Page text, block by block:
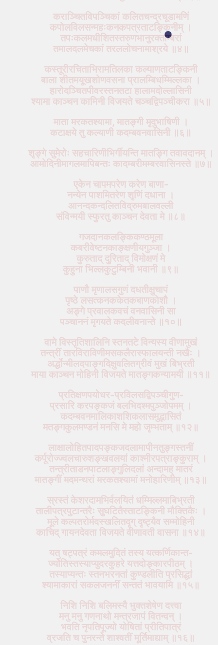
कराञ्चितविपञ्चिकां कलितचन्द्रचूडामणिं
कपोलविलसन्महःकनकपत्रताटङ्किनीम् ।
तपःकलमधीशितस्तरुणभानुरक्ताम्बरां
तमालदलमेचकां तरललोचनामाश्रये ॥४॥
कस्तूरीरचिताभिरामतिलका कल्याणताटङ्किनी
बाला शीतमयूखशोणवसना प्रालम्बिधम्मिल्लका ।
हारोदञ्चितपीवरस्तनतटा हालामदोल्लासिनी
श्यामा काञ्चन कामिनी विजयते चञ्चद्विपञ्चीकरा ॥५॥
माता मरकतश्यामा, मातङ्गी मृदुभाषिणी ।
कटाक्षये तु कल्याणी कदम्बवनवासिनी ॥६॥
श‍ृङ्गे सुमेरोः सहचारिणीभिर्गीयन्ति मातङ्गि तवावदानम् ।
आमोदिनीमागलमापिबन्तः कादम्बरीमम्बरवासिनस्ते ॥७॥
एकेन चापमपरेण करेण बाणा-
नन्येन पाशमितरेण श‍ृणिं दधाना ।
आनन्दकन्दलितविद्रुमबालवल्ली
संविन्मयी स्फुरतु काञ्चन देवता मे ॥८॥
गजदानकलङ्किकण्ठमूला
कबरीवेष्टनकाङ्क्षणीयगुञ्जा ।
कुरुताद् दुरिताद् विमोक्षणं मे
कुहुना भिल्लकुटुम्बिनी भवानी ॥९॥
पाणौ मृणालसगुणं दधतीक्षुचापं
पृष्ठे लसत्कनककेतकबाणकोशौ ।
अङ्गे प्रवालकवचं वनवासिनी सा
पञ्चाननं मृगयते कदलीवनान्ते ॥१०॥
वामे विस्तृतिशालिनि स्तनतटे विन्यस्य वीणामुखं
तन्त्रीं तारविराविणीमसकलैरास्फालयन्ती नखैः ।
अर्द्धोन्मीलदपाङ्गदिक्षुवलितग्रीवं मुखं बिभ्रती
माया काञ्चन मोहिनी विजयते मातङ्गकन्यामयी ॥११॥
प्रतिक्षणपयोधर-प्रविलसद्विपञ्चीगुण-
प्रसारि करपङ्कजं बलभिदश्मपुञ्जोपमम् ।
कदम्बवनमालिकाशशिकलासमुद्भासितं
मतङ्गकुलमण्डनं मनसि मे महो जृम्भताम् ॥१२॥
लाक्षालोहितपादपङ्कजदलामापीनतुङ्गस्तनीं
कर्पूरोज्ज्वलचारुशङ्खवलयां काश्मीरपत्राङ्कुराम् ।
तन्त्रीताडनपाटलाङ्गुलिदलां अन्दामह् मातरं
मातङ्गीं मदमन्थरां मरकतश्यामां मनोहारिणीम् ॥१३॥
स्रस्तं केशरदामभिर्वलयितं धम्मिल्लमाबिभ्रती
तालीपत्रपुटान्तरैः सुघटितैस्ताटङ्किनी मौक्तिकैः ।
मूले कल्पतरोर्मदस्खलितदृग् दृष्ट्यैव सम्मोहिनी
काचिद् गायनदेवता विजयते वीणावती वासना ॥१४॥
यत् षट्पत्रं कमलमुदितं तस्य यत्कर्णिकान्त-
र्ज्योतिस्तस्याप्युदरकुहरे यत्तदोङ्कारपीठम् ।
तस्याप्यन्तः स्तनभरनतां कुण्डलीति प्रसिद्धां
श्यामाकारां सकलजननीं सन्ततं भावयामि ॥१५॥
निशि निशि बलिमस्यै भुक्तशेषेण दत्त्वा
मनु मनु गणनाथो मन्त्रजापं वितन्वन् ।
भवति नृपतिपूज्यो योषितां प्रीतिपात्रं
व्रजति च पुनरन्ते शाश्वतीं मूर्तिमाद्याम् ॥१६॥